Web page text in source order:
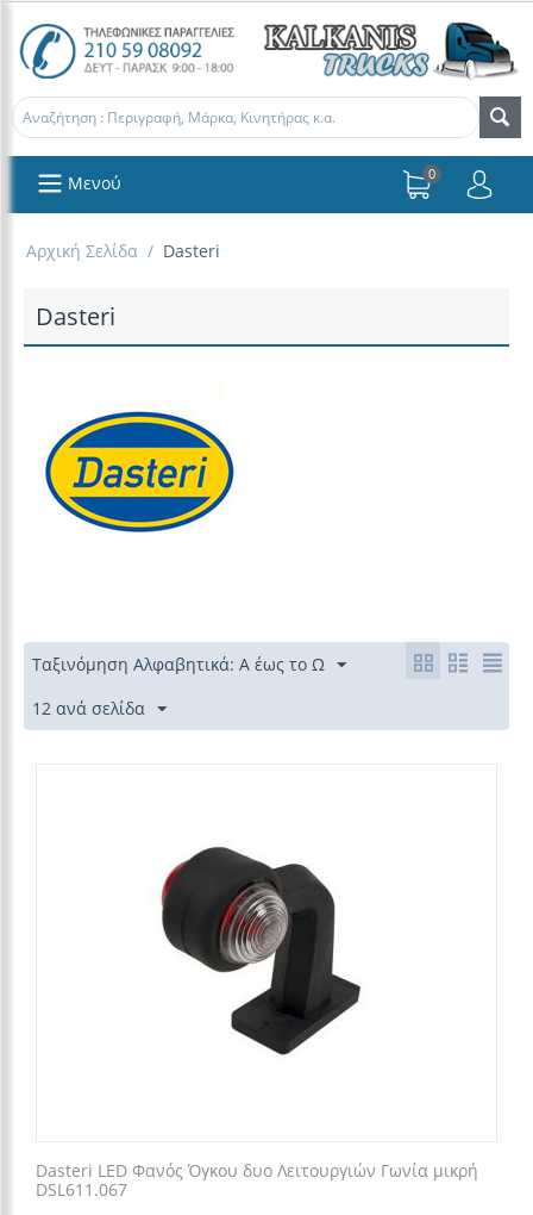
Μενού 0
Αρχική Σελίδα / Dasteri
Dasteri
Ταξινόμηση Αλφαβητικά: Α έως το Ω
12 ανά σελίδα
Dasteri LED Φανός Όγκου δυο Λειτουργιών Γωνία μικρή
DSL611.067